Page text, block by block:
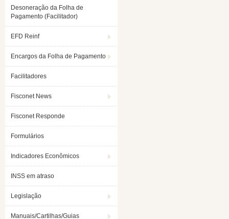
Desoneração da Folha de
Pagamento (Facilitador)
EFD Reinf
Encargos da Folha de Pagamento
Facilitadores
Fisconet News
Fisconet Responde
Formulários
Indicadores Econômicos
INSS em atraso
Legislação
Manuais/Cartilhas/Guias